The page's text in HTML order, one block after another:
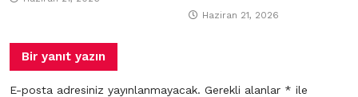
Haziran 21, 2026
Bir yanıt yazın
E-posta adresiniz yayınlanmayacak. Gerekli alanlar * ile